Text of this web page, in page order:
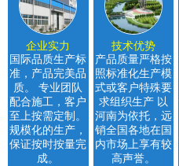
企业实力
国际品质生产标
准，产品完美品
质。 专业团队
配合施工，客户
至上按需定制。
规模化的生产，
保证按时按量完
成。
技术优势
产品质量严格按
照标准化生产模
式或客户特殊要
求组织生产 以
河南为依托，远
销全国各地在国
内市场上享有较
高声誉。